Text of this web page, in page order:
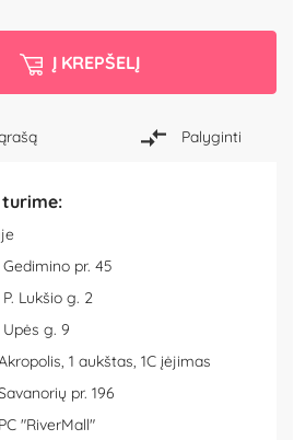
Į KREPŠELĮ
Palyginti
turime:
pr. 45
Lukšio g. 2
g. 9
1 aukštas, 1C įėjimas
pr. 196
"RiverMall"